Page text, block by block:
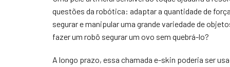
Tecnologia
questões da robótica: adaptar a quantidade de
segurar e manipular uma grande variedade de
fazer um robô segurar um ovo sem quebrá-lo?
A longo prazo, essa chamada e-skin poderia ser